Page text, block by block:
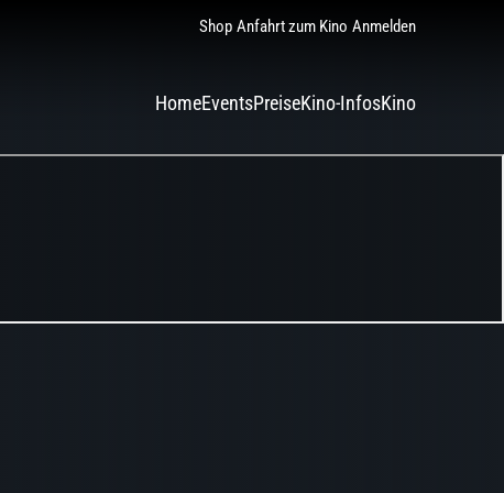
Shop Anfahrt zum Kino Anmelden
HomeEventsPreiseKino-InfosKino